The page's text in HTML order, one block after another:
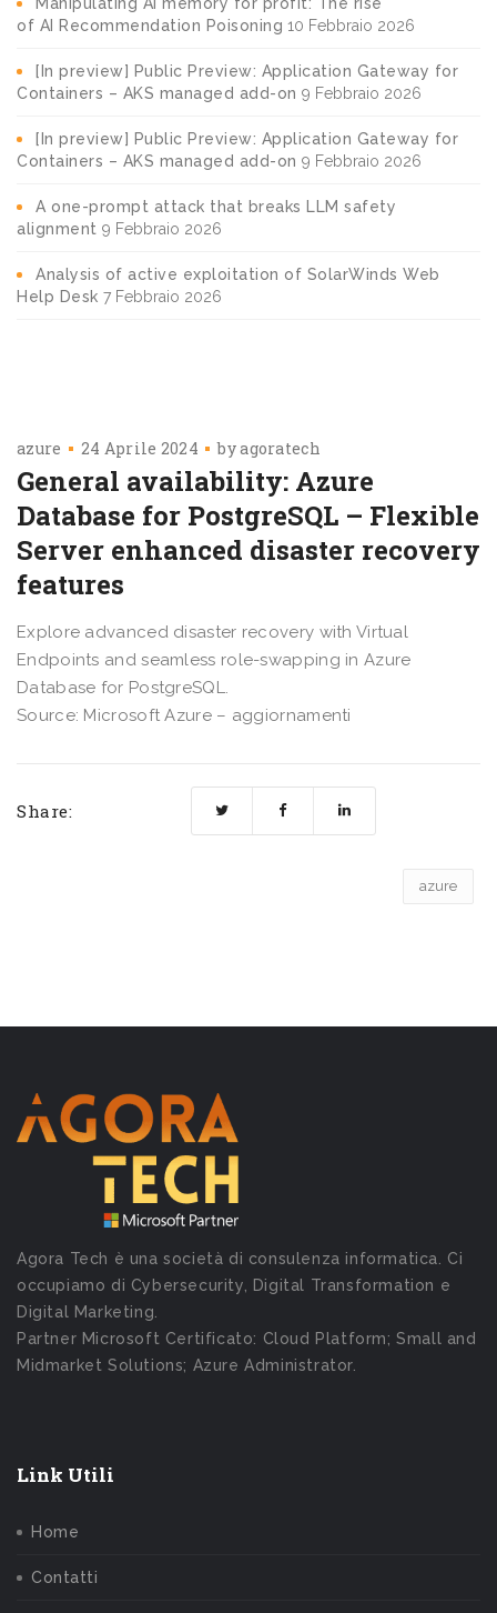
of AI Recommendation Poisoning 10 Febbraio 2026
[In preview] Public Preview: Application Gateway for
Containers – AKS managed add-on 9 Febbraio 2026
[In preview] Public Preview: Application Gateway for
Containers – AKS managed add-on 9 Febbraio 2026
A one-prompt attack that breaks LLM safety
alignment 9 Febbraio 2026
Analysis of active exploitation of SolarWinds Web
Help Desk 7 Febbraio 2026
azure 24 Aprile 2024 byagoratech
General availability: Azure
Database for PostgreSQL – Flexible
Server enhanced disaster recovery
features
Explore advanced disaster recovery with Virtual
Endpoints and seamless role-swapping in Azure
Database for PostgreSQL.
Source: Microsoft Azure – aggiornamenti
Share:
azure
Agora Tech è una società di consulenza informatica. Ci
occupiamo di Cybersecurity, Digital Transformation e
Digital Marketing.
Partner Microsoft Certificato: Cloud Platform; Small and
Midmarket Solutions; Azure Administrator.
Link Utili
Home
Contatti